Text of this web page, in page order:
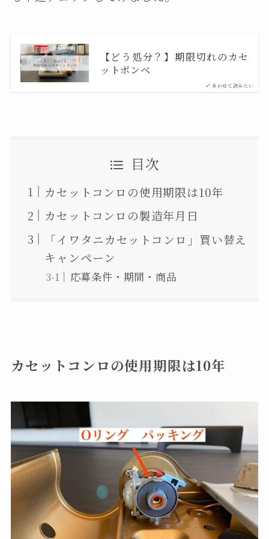
あわせて読みたい
【どう処分？】期限切れのカセ
ットボンベ
目次
カセットコンロの使用期限は10年
カセットコンロの製造年月日
「イワタニカセットコンロ」買い替え
キャンペーン
応募条件・期間・商品
カセットコンロの使用期限は10年